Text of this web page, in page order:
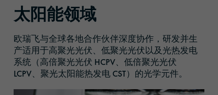
太阳能领域
欧瑞飞与全球各地合作伙伴深度协作，研发并生
产适用于高聚光光伏、低聚光光伏以及光热发电
系统（高倍聚光光伏 HCPV、低倍聚光光伏
LCPV、聚光太阳能热发电 CST）的光学元件。